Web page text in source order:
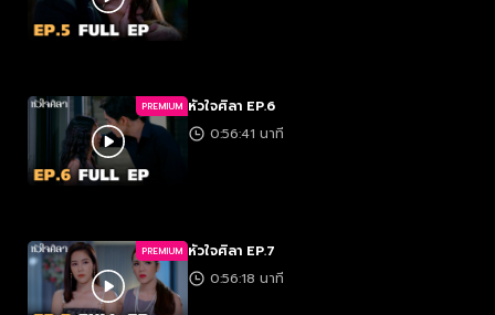
PREMIUM หัวใจศิลา EP.6
0:56:41 นาที
PREMIUM หัวใจศิลา EP.7
0:56:18 นาที